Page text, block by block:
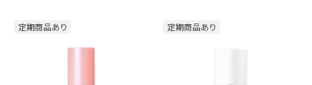
定期商品あり 定期商品あり